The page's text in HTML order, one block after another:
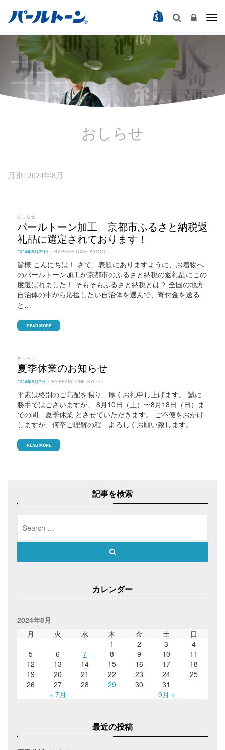
おしらせ
月別: 2024年8月
おしらせ
パールトーン加工 京都市ふるさと納税返
礼品に選定されております！
POSTED
2024年8月29日 BY PEARLTONE_KYOTO
皆様 こんにちは！ さて、表題にありますように、お着物へ
のパールトーン加工が京都市のふるさと納税の返礼品にこの
度選ばれました！ そもそもふるさと納税とは？ 全国の地方
自治体の中から応援したい自治体を選んで、寄付金を送る
と…
READ MORE
おしらせ
夏季休業のお知らせ
POSTED
2024年8月7日 BY PEARLTONE_KYOTO
平素は格別のご高配を賜り、厚くお礼申し上げます。 誠に
勝手ではございますが、 8月10日（土）〜8月18日（日）ま
での間、夏季休業 とさせていただきます。 ご不便をおかけ
しますが、何卒ご理解の程 よろしくお願い致します。
READ MORE
記事を検索
for:
カレンダー
2024年8月
月
火 水 木 金 土 日
« 7月 9月 »
1 2 3
4
5
6 7 8 9 10
11
12
13 14 15 16 17
18
19
20 21 22 23 24
25
26
27 28 29 30 31
最近の投稿